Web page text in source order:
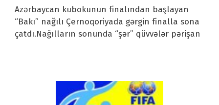
Azərbaycan kubokunun finalından başlayan
“Bakı” nağılı Çernoqoriyada gərgin finalla sona
çatdı.Nağılların sonunda “şər” qüvvələr pərişan